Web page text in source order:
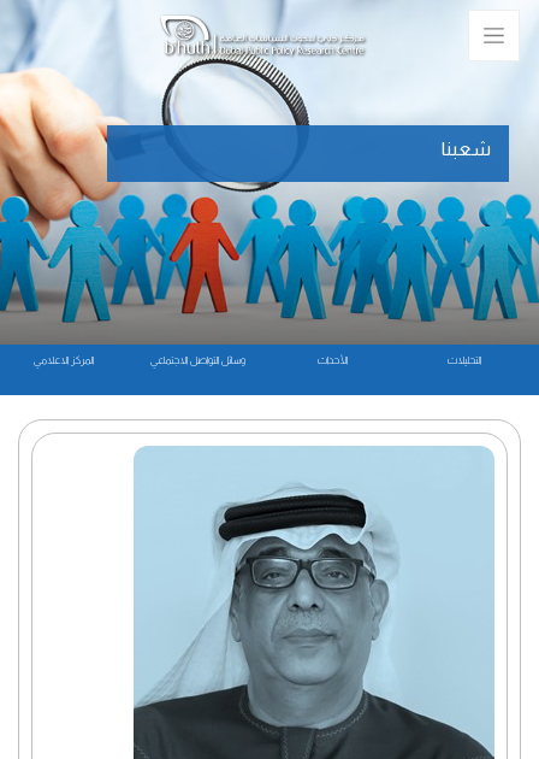
المركز الاعلامي وسائل التواصل الاجتماعي الأحداث التحليلات
شعبنا